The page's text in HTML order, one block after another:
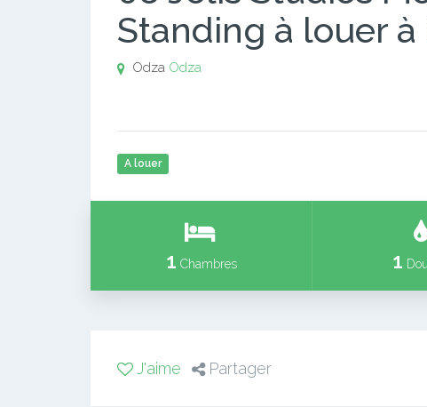
Standing à louer à
Odza Odza
A louer
1 Chambres 1
J'aime Partager